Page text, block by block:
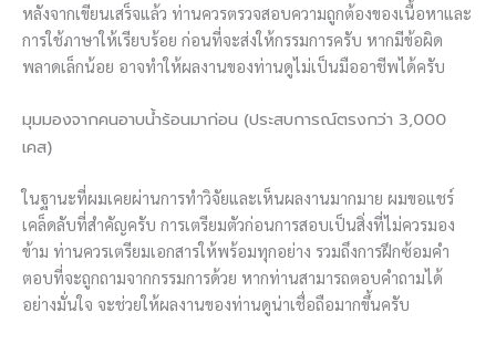
หลังจากเขียนเสร็จแล้ว ท่านควรตรวจสอบความถูกต้องของเนื้อหาและ
การใช้ภาษาให้เรียบร้อย ก่อนที่จะส่งให้กรรมการครับ หากมีข้อผิด
พลาดเล็กน้อย อาจทำให้ผลงานของท่านดูไม่เป็นมืออาชีพได้ครับ
มุมมองจากคนอาบน้ำร้อนมาก่อน (ประสบการณ์ตรงกว่า 3,000
เคส)
ในฐานะที่ผมเคยผ่านการทำวิจัยและเห็นผลงานมากมาย ผมขอแชร์
เคล็ดลับที่สำคัญครับ การเตรียมตัวก่อนการสอบเป็นสิ่งที่ไม่ควรมอง
ข้าม ท่านควรเตรียมเอกสารให้พร้อมทุกอย่าง รวมถึงการฝึกซ้อมคำ
ตอบที่จะถูกถามจากกรรมการด้วย หากท่านสามารถตอบคำถามได้
อย่างมั่นใจ จะช่วยให้ผลงานของท่านดูน่าเชื่อถือมากขึ้นครับ